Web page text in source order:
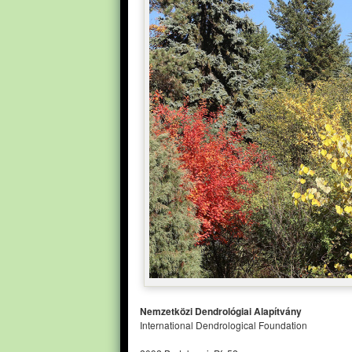
Nemzetközi Dendrológiai Alapítvány
International Dendrological Foundation